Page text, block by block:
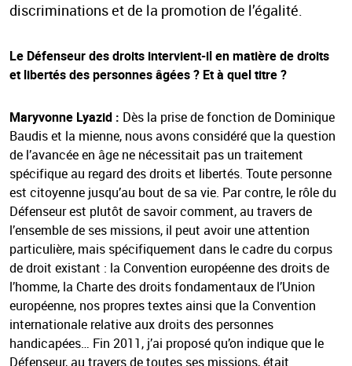
discriminations et de la promotion de l’égalité.
Le Défenseur des droits intervient-il en matière de droits
et libertés des personnes âgées ? Et à quel titre ?
Maryvonne Lyazid : Dès la prise de fonction de Dominique
Baudis et la mienne, nous avons considéré que la question
de l’avancée en âge ne nécessitait pas un traitement
spécifique au regard des droits et libertés. Toute personne
est citoyenne jusqu’au bout de sa vie. Par contre, le rôle du
Défenseur est plutôt de savoir comment, au travers de
l’ensemble de ses missions, il peut avoir une attention
particulière, mais spécifiquement dans le cadre du corpus
de droit existant : la Convention européenne des droits de
l’homme, la Charte des droits fondamentaux de l’Union
européenne, nos propres textes ainsi que la Convention
internationale relative aux droits des personnes
handicapées… Fin 2011, j’ai proposé qu’on indique que le
Défenseur, au travers de toutes ses missions, était